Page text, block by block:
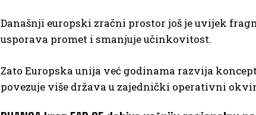
Današnji europski zračni prostor još je uvijek
usporava promet i smanjuje učinkovitost.
Zato Europska unija već godinama razvija
povezuje više država u zajednički operativni